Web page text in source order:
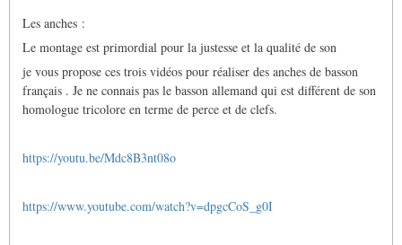
Les anches :
Le montage est primordial pour la justesse et la qualité de son
je vous propose ces trois vidéos pour réaliser des anches de basson
français . Je ne connais pas le basson allemand qui est différent de son
homologue tricolore en terme de perce et de clefs.
https://youtu.be/Mdc8B3nt08o
https://www.youtube.com/watch?v=dpgcCoS_g0I